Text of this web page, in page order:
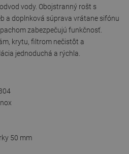
vody. Obojstranný rošt s
a doplnková súprava vrátane sifónu
zabezpečujú funkčnosť.
krytu, filtrom nečistôt a
jednoduchá a rýchla.
50 mm